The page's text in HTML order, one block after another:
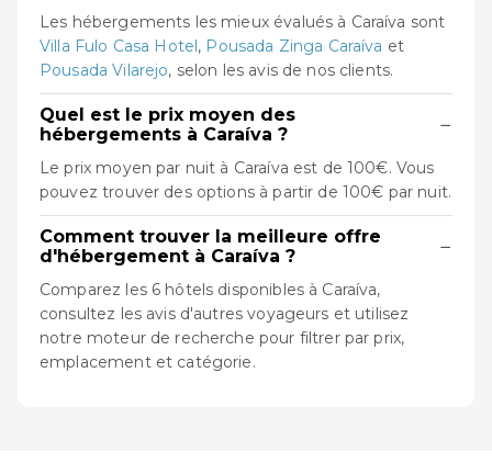
Les hébergements les mieux évalués à Caraíva sont
Villa Fulo Casa Hotel, Pousada Zinga Caraíva et
Pousada Vilarejo, selon les avis de nos clients.
Quel est le prix moyen des
hébergements à Caraíva ?
−
Le prix moyen par nuit à Caraíva est de 100€. Vous
pouvez trouver des options à partir de 100€ par nuit.
Comment trouver la meilleure offre
d'hébergement à Caraíva ?
−
Comparez les 6 hôtels disponibles à Caraíva,
consultez les avis d'autres voyageurs et utilisez
notre moteur de recherche pour filtrer par prix,
emplacement et catégorie.